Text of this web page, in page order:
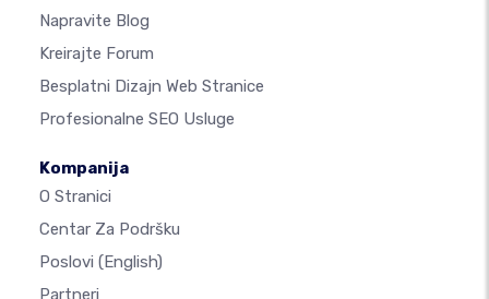
Napravite Blog
Kreirajte Forum
Besplatni Dizajn Web Stranice
Profesionalne SEO Usluge
Kompanija
O Stranici
Centar Za Podršku
Poslovi (English)
Partneri